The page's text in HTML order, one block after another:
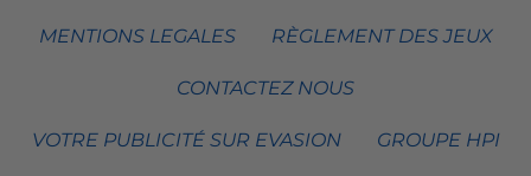
MENTIONS LEGALES RÈGLEMENT DES JEUX
CONTACTEZ NOUS
VOTRE PUBLICITÉ SUR EVASION GROUPE HPI